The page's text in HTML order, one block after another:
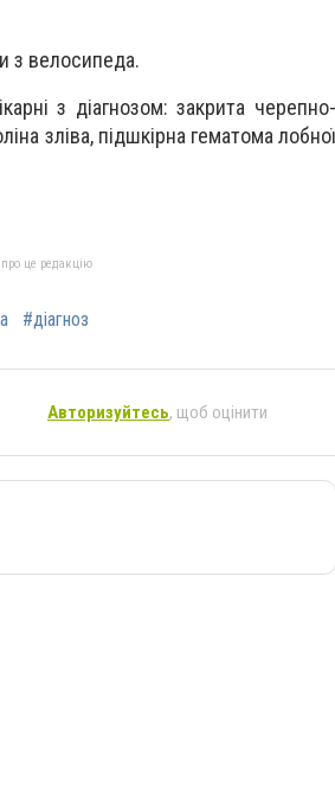
з велосипеда.
з діагнозом: закрита черепно-
зліва, підшкірна гематома лобної
це редакцію
#діагноз
Авторизуйтесь, щоб оцінити